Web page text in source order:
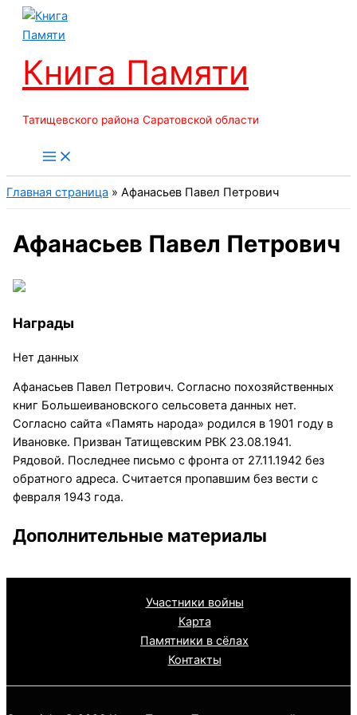
Перейти
Книга Памяти
Татищевского района Саратовской области
Главная страница » Афанасьев Павел Петрович
Афанасьев Павел Петрович
Награды
Нет данных
Афанасьев Павел Петрович. Согласно похозяйственных
книг Большеивановского сельсовета данных нет.
Согласно сайта «Память народа» родился в 1901 году в
Ивановке. Призван Татищевским РВК 23.08.1941.
Рядовой. Последнее письмо с фронта от 27.11.1942 без
обратного адреса. Считается пропавшим без вести с
февраля 1943 года.
Дополнительные материалы
Участники войны
Карта
Памятники в сёлах
Контакты